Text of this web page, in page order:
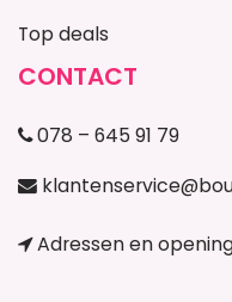
Top deals
CONTACT
078 – 645 91 79
Adressen en